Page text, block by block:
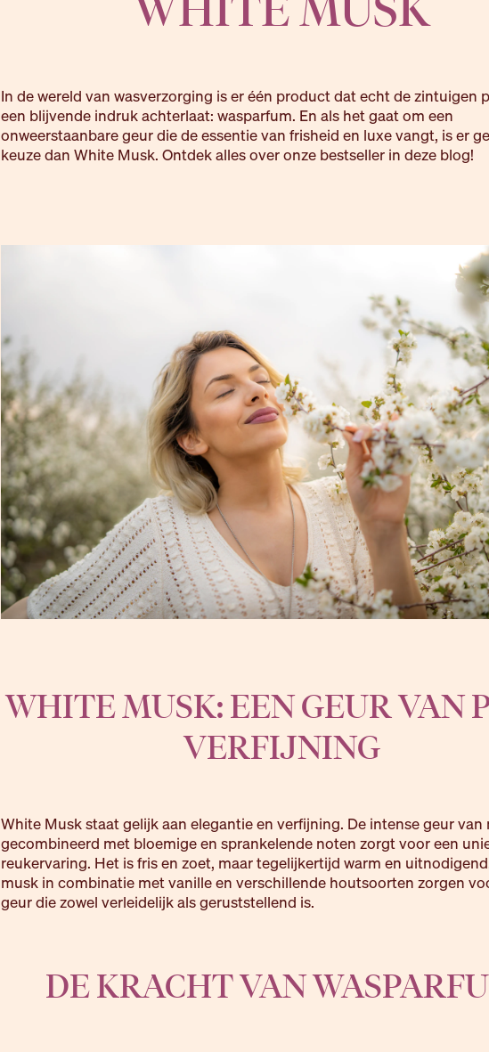
In de wereld van wasverzorging is er één product dat echt de zintuigen
een blijvende indruk achterlaat: wasparfum. En als het gaat om een
onweerstaanbare geur die de essentie van frisheid en luxe vangt, is er
keuze dan White Musk. Ontdek alles over onze bestseller in deze blog!
WHITE MUSK: EEN GEUR VAN
VERFIJNING
White Musk staat gelijk aan elegantie en verfijning. De intense geur van
gecombineerd met bloemige en sprankelende noten zorgt voor een
reukervaring. Het is fris en zoet, maar tegelijkertijd warm en
musk in combinatie met vanille en verschillende houtsoorten zorgen
geur die zowel verleidelijk als geruststellend is.
DE KRACHT VAN